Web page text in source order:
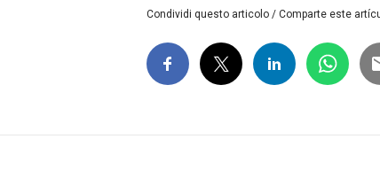
Condividi questo articolo / Comparte este